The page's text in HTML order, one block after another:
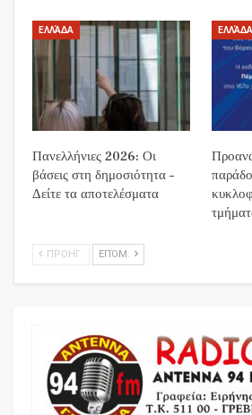
ΕΛΛΆΔΑ
Πανελλήνιες 2026: Οι
βάσεις στη δημοσιότητα –
Δείτε τα αποτελέσματα
ΕΛΛΆΔΑ
ΠΡΟΗΓ. ΕΠΌΜ.